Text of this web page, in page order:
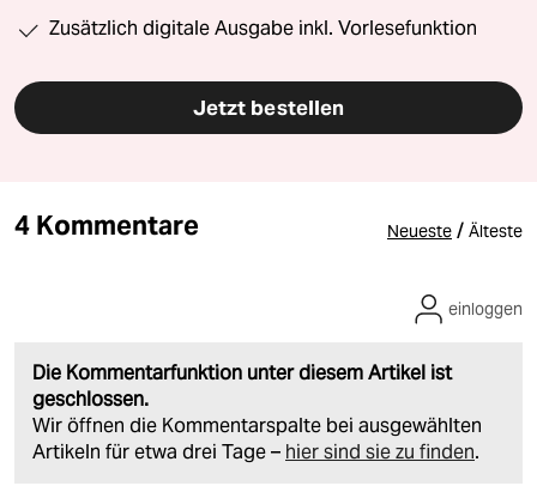
Zusätzlich digitale Ausgabe inkl. Vorlesefunktion
Jetzt bestellen
4 Kommentare Neueste / Älteste
Die Kommentarfunktion unter diesem Artikel ist
geschlossen.
Wir öffnen die Kommentarspalte bei ausgewählten
Artikeln für etwa drei Tage – hier sind sie zu finden.
einloggen